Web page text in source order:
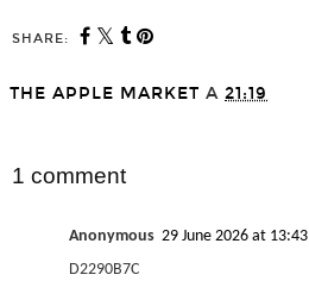
SHARE:
THE APPLE MARKET A 21:19
1 comment
Anonymous 29 June 2026 at 13:43
D2290B7C